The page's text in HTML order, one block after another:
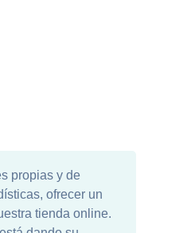
propias y de
ofrecer un
tienda online.